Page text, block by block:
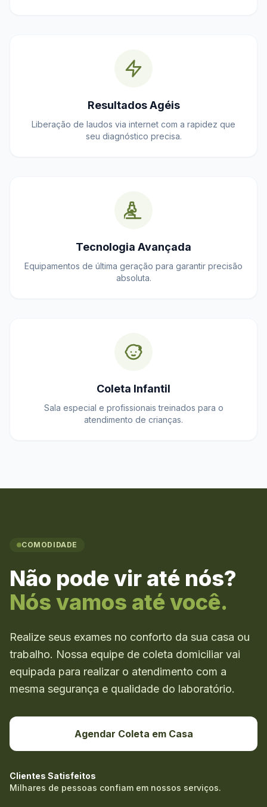
Resultados Agéis
Liberação de laudos via internet com a rapidez que
seu diagnóstico precisa.
Tecnologia Avançada
Equipamentos de última geração para garantir precisão
absoluta.
Coleta Infantil
Sala especial e profissionais treinados para o
atendimento de crianças.
COMODIDADE
Não pode vir até nós?
Nós vamos até você.
Realize seus exames no conforto da sua casa ou
trabalho. Nossa equipe de coleta domiciliar vai
equipada para realizar o atendimento com a
mesma segurança e qualidade do laboratório.
Agendar Coleta em Casa
Clientes Satisfeitos
Milhares de pessoas confiam em nossos serviços.